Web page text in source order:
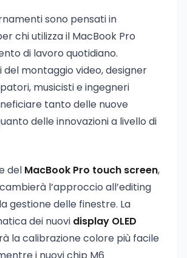
sono pensati in
chi utilizza il MacBook Pro
di lavoro quotidiano.
del montaggio video, designer
musicisti e ingegneri
tanto delle nuove
delle innovazioni a livello di
del MacBook Pro touch screen,
l’approccio all’editing
gestione delle finestre. La
dei nuovi display OLED
la calibrazione colore più facile